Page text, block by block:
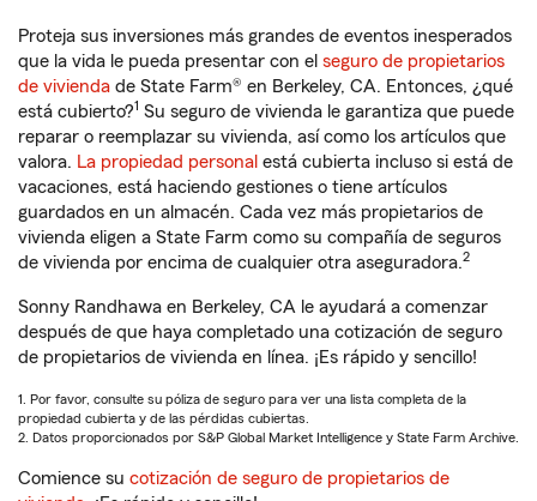
Proteja sus inversiones más grandes de eventos inesperados
que la vida le pueda presentar con el seguro de propietarios
de vivienda de State Farm® en Berkeley, CA. Entonces, ¿qué
está cubierto?1 Su seguro de vivienda le garantiza que puede
reparar o reemplazar su vivienda, así como los artículos que
valora. La propiedad personal está cubierta incluso si está de
vacaciones, está haciendo gestiones o tiene artículos
guardados en un almacén. Cada vez más propietarios de
vivienda eligen a State Farm como su compañía de seguros
de vivienda por encima de cualquier otra aseguradora.2
Sonny Randhawa en Berkeley, CA le ayudará a comenzar
después de que haya completado una cotización de seguro
de propietarios de vivienda en línea. ¡Es rápido y sencillo!
1. Por favor, consulte su póliza de seguro para ver una lista completa de la
propiedad cubierta y de las pérdidas cubiertas.
2. Datos proporcionados por S&P Global Market Intelligence y State Farm Archive.
Comience su cotización de seguro de propietarios de